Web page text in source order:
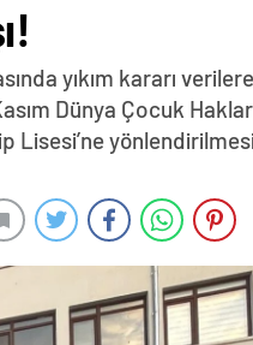
yıkım kararı
Dünya Çocuk
Lisesi’ne